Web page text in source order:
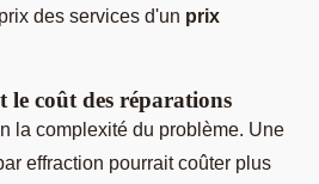
des services d'un prix
le coût des réparations
la complexité du problème. Une
effraction pourrait coûter plus